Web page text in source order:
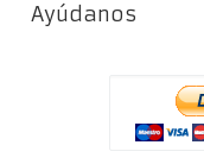
Ayúdanos